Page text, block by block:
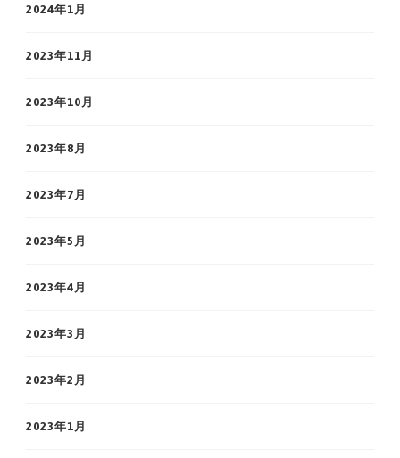
2024年1月
2023年11月
2023年10月
2023年8月
2023年7月
2023年5月
2023年4月
2023年3月
2023年2月
2023年1月